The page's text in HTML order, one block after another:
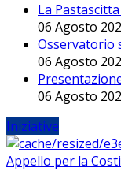
La
06 Agosto
Osservatorio
06 Agosto
06 Agosto
Iniziative
Appello per la